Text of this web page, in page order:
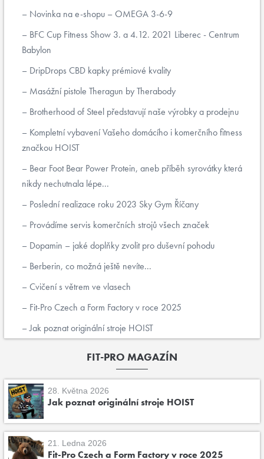
Novinka na e-shopu – OMEGA 3-6-9
BFC Cup Fitness Show 3. a 4.12. 2021 Liberec - Centrum
Babylon
DripDrops CBD kapky prémiové kvality
Masážní pistole Theragun by Therabody
Brotherhood of Steel představují naše výrobky a prodejnu
Kompletní vybavení Vašeho domácího i komerčního fitness
značkou HOIST
Bear Foot Bear Power Protein, aneb příběh syrovátky která
nikdy nechutnala lépe...
Poslední realizace roku 2023 Sky Gym Říčany
Provádíme servis komerčních strojů všech značek
Dopamin – jaké doplňky zvolit pro duševní pohodu
Berberin, co možná ještě nevíte...
Cvičení s větrem ve vlasech
Fit-Pro Czech a Form Factory v roce 2025
Jak poznat originální stroje HOIST
FIT-PRO MAGAZÍN
28. Května 2026
Jak poznat originální stroje HOIST
21. Ledna 2026
Fit-Pro Czech a Form Factory v roce 2025